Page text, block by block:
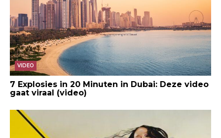
VIDEO
7 Explosies in 20 Minuten in Dubai: Deze video
gaat viraal (video)